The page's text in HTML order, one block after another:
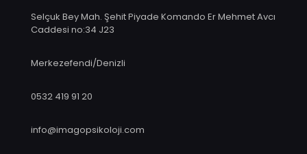
Selçuk Bey Mah. Şehit Piyade Komando Er Mehmet Avcı
Caddesi no:34 J23
Merkezefendi/Denizli
0532 419 91 20
info@imagopsikoloji.com